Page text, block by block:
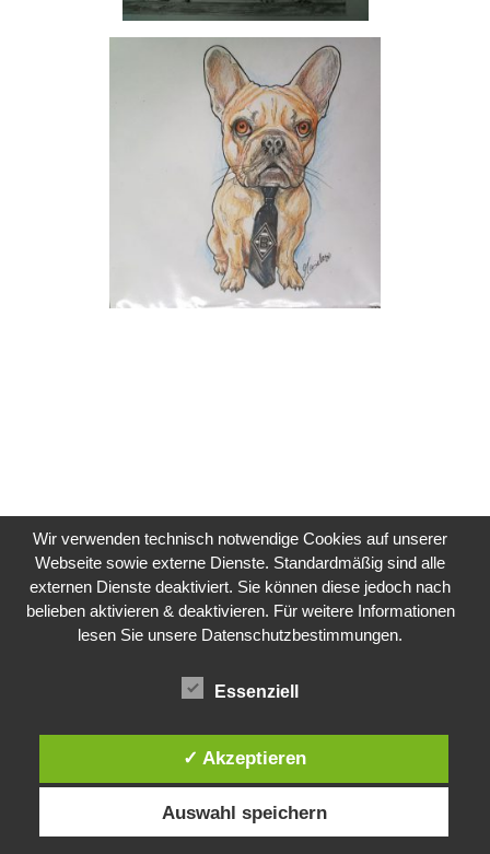
Impressum Datenschutzbedingungen
Wir verwenden technisch notwendige Cookies auf unserer
Webseite sowie externe Dienste. Standardmäßig sind alle
externen Dienste deaktiviert. Sie können diese jedoch nach
belieben aktivieren & deaktivieren. Für weitere Informationen
lesen Sie unsere Datenschutzbestimmungen.
Essenziell
✓ Akzeptieren
Auswahl speichern